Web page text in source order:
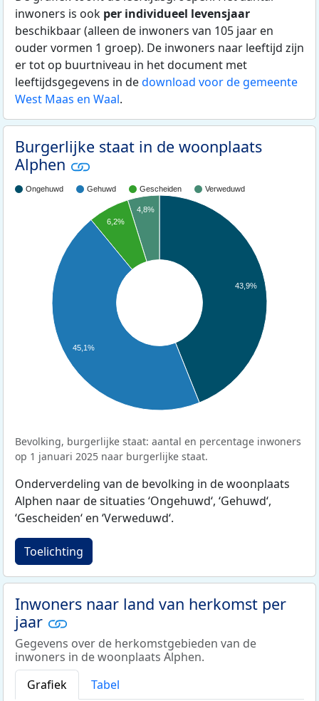
inwoners is ook per individueel levensjaar
beschikbaar (alleen de inwoners van 105 jaar en
ouder vormen 1 groep). De inwoners naar leeftijd zijn
er tot op buurtniveau in het document met
leeftijdsgegevens in dedownload voor de gemeente
West Maas en Waal.
Burgerlijke staat in de woonplaats
Alphen
Ongehuwd Gehuwd Gescheiden Verweduwd
43,9%
4,8%
6,2%
45,1%
Bevolking, burgerlijke staat: aantal en percentage inwoners
op 1 januari 2025 naar burgerlijke staat.
Onderverdeling van de bevolking in de woonplaats
Alphen naar de situaties ‘Ongehuwd‘, ‘Gehuwd‘,
‘Gescheiden‘ en ‘Verweduwd‘.
Toelichting
Inwoners naar land van herkomst per
jaar
Gegevens over de herkomstgebieden van de
inwoners in de woonplaats Alphen.
Grafiek
Tabel